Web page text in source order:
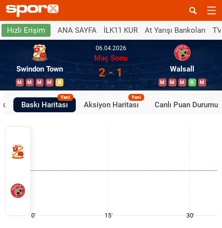
Hızlı Erişim ANA SAYFA İLK11 KUR At Yarışı Bankoları
Swindon Town
M M M M B
06.04.2026
Maç Sonu
2 - 1 Walsall
M M M G M
Baskı Haritası
Yeni
Aksiyon Haritası
Yeni
Canlı Puan Durumu
0' 15' 30'